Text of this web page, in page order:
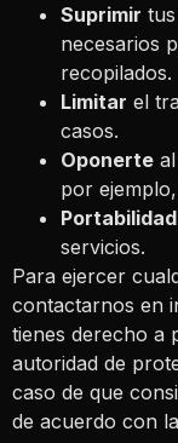
Suprimir
necesarios
recopilados.
Limitar el
casos.
Oponerte
por
Portabilidad
servicios.
Para ejercer
contactarnos en
tienes derecho a
autoridad de
caso de que
de acuerdo con